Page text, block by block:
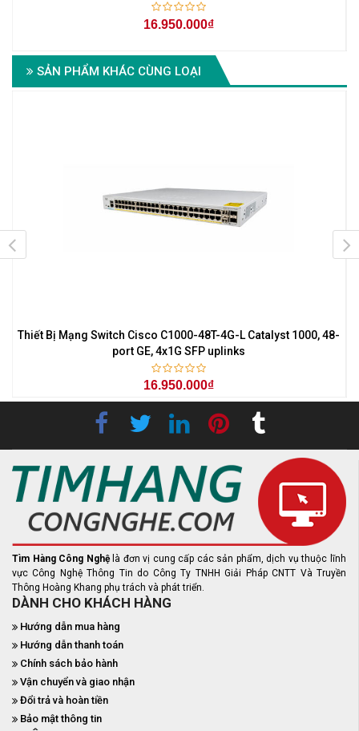
16.950.000₫
SẢN PHẨM KHÁC CÙNG LOẠI
Thiết Bị Mạng Switch Cisco C1000-48T-4G-L Catalyst 1000, 48-
port GE, 4x1G SFP uplinks
16.950.000₫
Tìm Hàng Công Nghệ là đơn vị cung cấp các sản phẩm, dịch vụ thuộc lĩnh
vực Công Nghệ Thông Tin do Công Ty TNHH Giải Pháp CNTT Và Truyền
Thông Hoàng Khang phụ trách và phát triển.
DÀNH CHO KHÁCH HÀNG
Hướng dẫn mua hàng
Hướng dẫn thanh toán
Chính sách bảo hành
Vận chuyển và giao nhận
Đổi trả và hoàn tiền
Bảo mật thông tin